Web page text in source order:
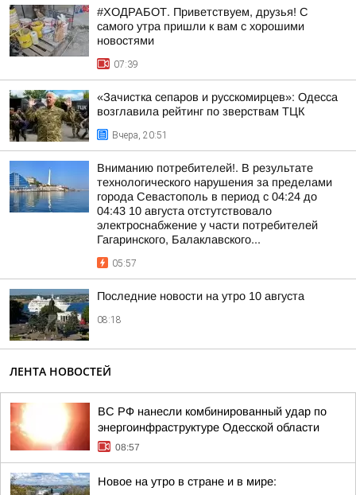
#ХОДРАБОТ. Приветствуем, друзья! С
самого утра пришли к вам с хорошими
новостями
07:39
«Зачистка сепаров и русскомирцев»: Одесса
возглавила рейтинг по зверствам ТЦК
Вчера, 20:51
Вниманию потребителей!. В результате
технологического нарушения за пределами
города Севастополь в период с 04:24 до
04:43 10 августа отстутствовало
электроснабжение у части потребителей
Гагаринского, Балаклавского...
05:57
Последние новости на утро 10 августа
08:18
ЛЕНТА НОВОСТЕЙ
ВС РФ нанесли комбинированный удар по
энергоинфраструктуре Одесской области
08:57
Новое на утро в стране и в мире: